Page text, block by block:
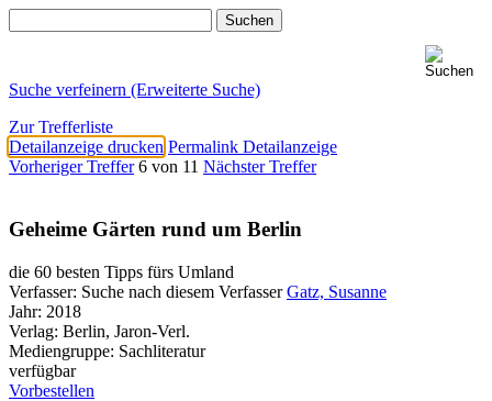
Suche verfeinern (Erweiterte Suche)
Zur Trefferliste
Detailanzeige drucken Permalink Detailanzeige
Vorheriger Treffer 6 von 11 Nächster Treffer
Geheime Gärten rund um Berlin
die 60 besten Tipps fürs Umland
Verfasser: Suche nach diesem Verfasser Gatz, Susanne
Jahr: 2018
Verlag: Berlin, Jaron-Verl.
Mediengruppe: Sachliteratur
verfügbar
Vorbestellen